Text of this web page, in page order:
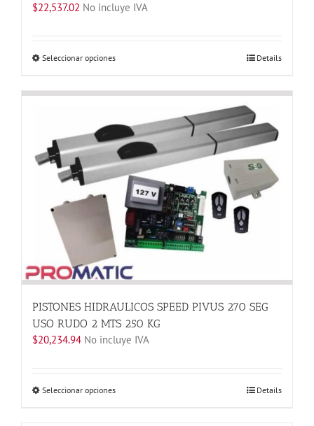
$22,537.02 No incluye IVA
Seleccionar opcionesEste
tiene
variantes.
Las
opciones
se
pueden
elegir
en
página
de
producto
Details
PISTONES HIDRAULICOS SPEED PIVUS 270 SEG
USO RUDO 2 MTS 250 KG
$20,234.94 No incluye IVA
Seleccionar opcionesEste
Details